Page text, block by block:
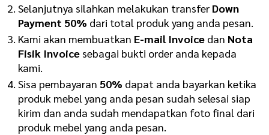
Selanjutnya silahkan melakukan transfer Down
Payment 50% dari total produk yang anda pesan.
Kami akan membuatkan E-mail Invoice dan Nota
Fisik Invoice sebagai bukti order anda kepada
kami.
Sisa pembayaran 50% dapat anda bayarkan ketika
produk mebel yang anda pesan sudah selesai siap
kirim dan anda sudah mendapatkan foto final dari
produk mebel yang anda pesan.